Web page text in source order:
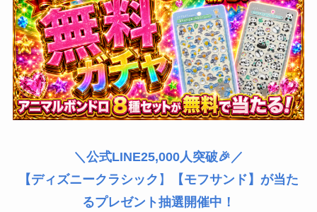
＼公式LINE25,000人突破🎉／
【ディズニークラシック 】
【モフサンド】が当た
るプレゼント抽選開催中！